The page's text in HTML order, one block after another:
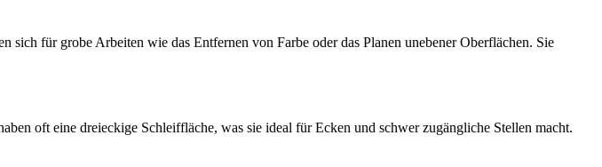
für grobe Arbeiten wie das Entfernen von Farbe oder das Planen unebener Oberflächen. Sie
oft eine dreieckige Schleiffläche, was sie ideal für Ecken und schwer zugängliche Stellen macht.